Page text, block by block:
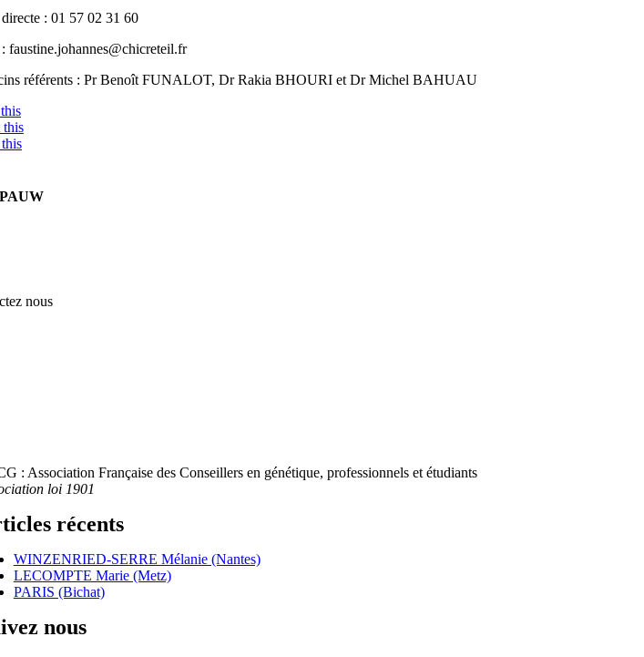
: 01 57 02 31 60
faustine.johannes@chicreteil.fr
référents : Pr Benoît FUNALOT, Dr Rakia BHOURI et Dr Michel BAHUAU
this
nous
: Association Française des Conseillers en génétique, professionnels et étudiants
loi 1901
récents
WINZENRIED-SERRE Mélanie (Nantes)
LECOMPTE Marie (Metz)
PARIS (Bichat)
nous